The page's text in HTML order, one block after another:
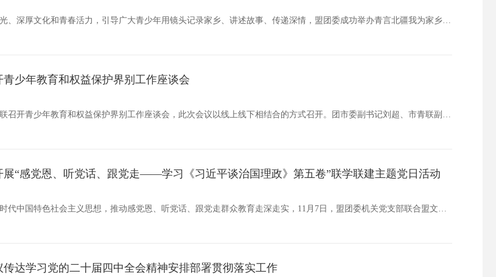
为展示锡林郭勒盟壮美风光、深厚文化和青春活力，引导广大青少年用镜头记录家乡、讲述故事、传递深情，盟团委成功举办青言北疆我为家乡代言短视频征集活动。活动自启动以来，受到全盟青少年及社会各界的广泛关注与积极参与。青年创作者们以独特的视角、真挚的…
青少年教育和权益保护界别工作座谈会
11月12日，团市委、市青联召开青少年教育和权益保护界别工作座谈会，此次会议以线上线下相结合的方式召开。团市委副书记刘超、市青联副主席贾雪、市青联副主席姚广明出席会议，青少年教育和权益保护界别委员共28人参加会议。会上，团市委副书记刘超向全…
展“感党恩、听党话、跟党走——学习《习近平谈治国理政》第五卷”联学联建主题党日活动
为深入贯彻落实习近平新时代中国特色社会主义思想，推动感党恩、听党话、跟党走群众教育走深走实，11月7日，盟团委机关党支部联合盟文联、盟委编办党支部开展感党恩、听党话、跟党走学习《习近平谈治国理政》第五卷联学联建主题党日活动。本次活动特邀盟委…
传达学习党的二十届四中全会精神安排部署贯彻落实工作